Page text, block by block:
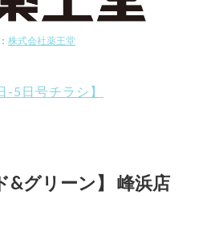
株式会社薬王堂
-5日号チラシ】
&グリーン】 峰浜店